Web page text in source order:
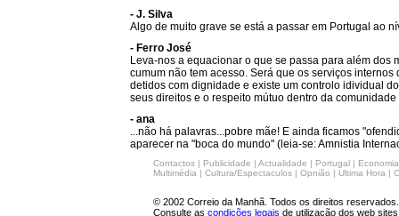
- J. Silva
Algo de muito grave se está a passar em Portugal ao
- Ferro José
Leva-nos a equacionar o que se passa para além dos
cumum não tem acesso. Será que os serviços
detidos com dignidade e existe um controlo idividual
seus direitos e o respeito mútuo dentro da
- ana
...não há palavras...pobre mãe! E ainda ficamos
aparecer na "boca do mundo" (leia-se: Amnistia
Contactos | Publicidade | Actualidade | Portugal | Economia
Multimédia | Cultura/Espectaculos | Opnião | Ultima Hora |
© 2002 Correio da Manhã. Todos os direitos reservados.
Consulte as condições legais de utilização dos web